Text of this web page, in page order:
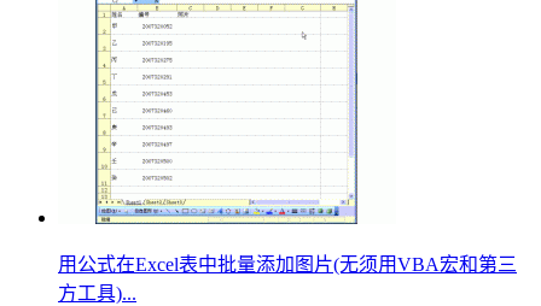
用公式在Excel表中批量添加图片(无须用VBA宏和第三
方工具)...